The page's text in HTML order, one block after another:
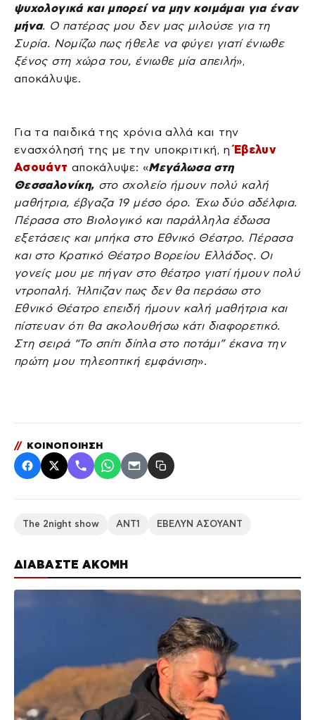
ΔΙΑΒΑΣΤΕ ΑΚΟΜΗ
ψυχολογικά και μπορεί να μην κοιμάμαι για έναν
μήνα. Ο πατέρας μου δεν μας μιλούσε για τη
Συρία. Νομίζω πως ήθελε να φύγει γιατί ένιωθε
ξένος στη χώρα του, ένιωθε μία απειλή»,
αποκάλυψε.
Για τα παιδικά της χρόνια αλλά και την
ενασχόλησή της με την υποκριτική, ηΈβελυν
Ασουάντ αποκάλυψε: «Μεγάλωσα στη
Θεσσαλονίκη, στο σχολείο ήμουν πολύ καλή
μαθήτρια, έβγαζα 19 μέσο όρο. Έχω δύο αδέλφια.
Πέρασα στο Βιολογικό και παράλληλα έδωσα
εξετάσεις και μπήκα στο Εθνικό Θέατρο. Πέρασα
και στο Κρατικό Θέατρο Βορείου Ελλάδος. Οι
γονείς μου με πήγαν στο θέατρο γιατί ήμουν πολύ
ντροπαλή. Ήλπιζαν πως δεν θα περάσω στο
Εθνικό Θέατρο επειδή ήμουν καλή μαθήτρια και
πίστευαν ότι θα ακολουθήσω κάτι διαφορετικό.
Στη σειρά “Το σπίτι δίπλα στο ποτάμι” έκανα την
πρώτη μου τηλεοπτική εμφάνιση».
// ΚΟΙΝΟΠΟΙΗΣΗ
The 2night show ΑΝΤ1 ΕΒΕΛΥΝ ΑΣΟΥΑΝΤ